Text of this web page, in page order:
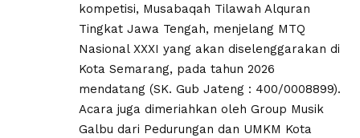
kompetisi, Musabaqah Tilawah Alquran
Tingkat Jawa Tengah, menjelang MTQ
Nasional XXXI yang akan diselenggarakan di
Kota Semarang, pada tahun 2026
mendatang (SK. Gub Jateng : 400/0008899).
Acara juga dimeriahkan oleh Group Musik
Galbu dari Pedurungan dan UMKM Kota